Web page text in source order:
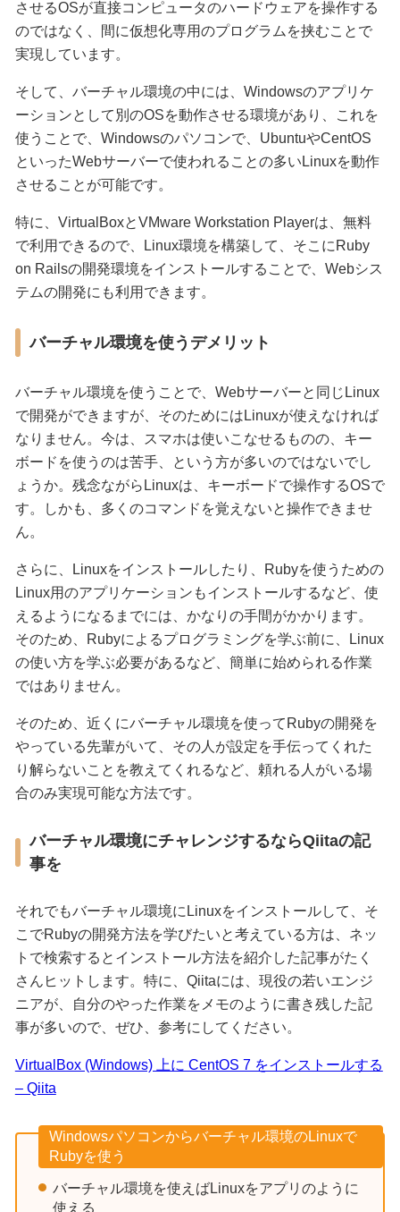
させるOSが直接コンピュータのハードウェアを操作する
のではなく、間に仮想化専用のプログラムを挟むことで
実現しています。
そして、バーチャル環境の中には、Windowsのアプリケ
ーションとして別のOSを動作させる環境があり、これを
使うことで、Windowsのパソコンで、UbuntuやCentOS
といったWebサーバーで使われることの多いLinuxを動作
させることが可能です。
特に、VirtualBoxとVMware Workstation Playerは、無料
で利用できるので、Linux環境を構築して、そこにRuby
on Railsの開発環境をインストールすることで、Webシス
テムの開発にも利用できます。
バーチャル環境を使うデメリット
バーチャル環境を使うことで、Webサーバーと同じLinux
で開発ができますが、そのためにはLinuxが使えなければ
なりません。今は、スマホは使いこなせるものの、キー
ボードを使うのは苦手、という方が多いのではないでし
ょうか。残念ながらLinuxは、キーボードで操作するOSで
す。しかも、多くのコマンドを覚えないと操作できませ
ん。
さらに、Linuxをインストールしたり、Rubyを使うための
Linux用のアプリケーションもインストールするなど、使
えるようになるまでには、かなりの手間がかかります。
そのため、Rubyによるプログラミングを学ぶ前に、Linux
の使い方を学ぶ必要があるなど、簡単に始められる作業
ではありません。
そのため、近くにバーチャル環境を使ってRubyの開発を
やっている先輩がいて、その人が設定を手伝ってくれた
り解らないことを教えてくれるなど、頼れる人がいる場
合のみ実現可能な方法です。
バーチャル環境にチャレンジするならQiitaの記
事を
それでもバーチャル環境にLinuxをインストールして、そ
こでRubyの開発方法を学びたいと考えている方は、ネッ
トで検索するとインストール方法を紹介した記事がたく
さんヒットします。特に、Qiitaには、現役の若いエンジ
ニアが、自分のやった作業をメモのように書き残した記
事が多いので、ぜひ、参考にしてください。
VirtualBox (Windows) 上に CentOS 7 をインストールする
– Qiita
Windowsパソコンからバーチャル環境のLinuxで
Rubyを使う
バーチャル環境を使えばLinuxをアプリのように
使える